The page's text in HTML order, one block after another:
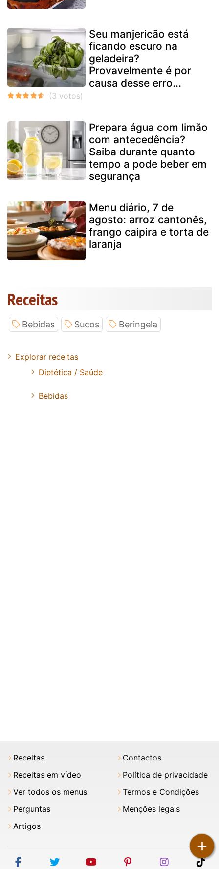
+
Seu manjericão está
ficando escuro na
geladeira?
Provavelmente é por
causa desse erro...
Prepara água com limão
com antecedência?
Saiba durante quanto
tempo a pode beber em
segurança
Menu diário, 7 de
agosto: arroz cantonês,
frango caipira e torta de
laranja
Receitas
Bebidas Sucos Beringela
Explorar receitas
Dietética / Saúde
Bebidas
Receitas
Receitas em vídeo
Ver todos os menus
Perguntas
Artigos
Contactos
Política de privacidade
Termos e Condições
Menções legais
facebooktwitter youtubepinterestinstagram